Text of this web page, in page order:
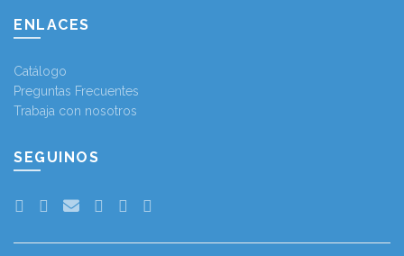
ENLACES
Catálogo
Preguntas Frecuentes
Trabaja con nosotros
SEGUINOS